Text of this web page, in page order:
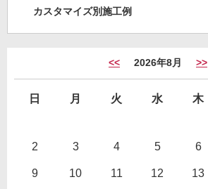
カスタマイズ別施工例
<< 2026年8月 >>
日 月 火 水 木
2 3 4 5 6
9 10 11 12 13